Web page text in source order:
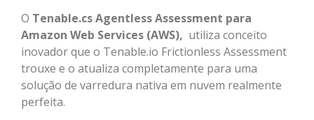
O Tenable.cs Agentless Assessment para
Amazon Web Services (AWS), utiliza conceito
inovador que o Tenable.io Frictionless Assessment
trouxe e o atualiza completamente para uma
solução de varredura nativa em nuvem realmente
perfeita.